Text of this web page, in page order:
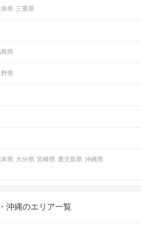
県 三重県
県
県
本県 大分県 宮崎県 鹿児島県 沖縄県
沖縄のエリア一覧